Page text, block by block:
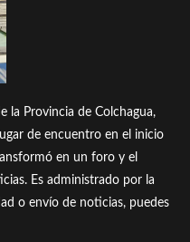
la Provincia de Colchagua,
de encuentro en el inicio
en un foro y el
Es administrado por la
o envío de noticias, puedes